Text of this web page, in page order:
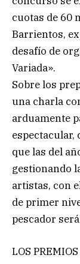
cuotas de 60
Barrientos,
desafío de
Variada».
Sobre los
una charla
arduamente
espectacular,
que las del
gestionando
artistas, con
de primer
pescador
LOS PREMIOS